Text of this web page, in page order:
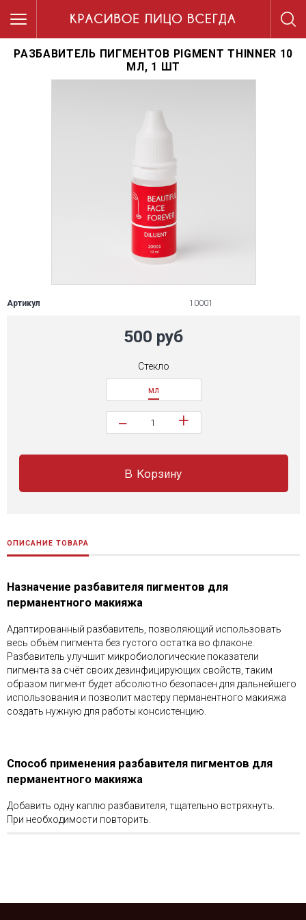
РАЗБАВИТЕЛЬ ПИГМЕНТОВ PIGMENT THINNER 10
МЛ, 1 ШТ
Артикул 10001
500 руб
Стекло
мл
− +
В Корзину
ОПИСАНИЕ ТОВАРА
Назначение разбавителя пигментов для
перманентного макияжа
Адаптированный разбавитель, позволяющий использовать
весь объём пигмента без густого остатка во флаконе.
Разбавитель улучшит микробиологические показатели
пигмента за счёт своих дезинфицирующих свойств, таким
образом пигмент будет абсолютно безопасен для дальнейшего
использования и позволит мастеру перманентного макияжа
создать нужную для работы консистенцию.
Способ применения разбавителя пигментов для
перманентного макияжа
Добавить одну каплю разбавителя, тщательно встряхнуть.
При необходимости повторить.